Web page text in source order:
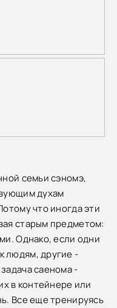
семьи сэномэ,
духам
что иногда эти
старым предметом:
Однако, если одни
людям, другие -
саенома -
в контейнере или
Все еще тренируясь